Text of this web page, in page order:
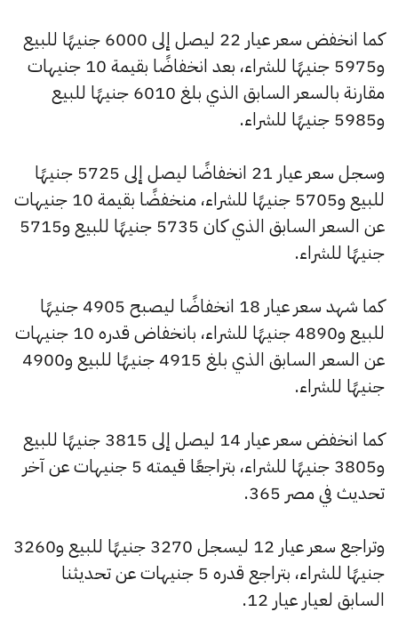
كما انخفض سعر عيار 22 ليصل إلى 6000 جنيهًا للبيع
و5975 جنيهًا للشراء، بعد انخفاضًا بقيمة 10 جنيهات
مقارنة بالسعر السابق الذي بلغ 6010 جنيهًا للبيع
و5985 جنيهًا للشراء.
وسجل سعر عيار 21 انخفاضًا ليصل إلى 5725 جنيهًا
للبيع و5705 جنيهًا للشراء، منخفضًا بقيمة 10 جنيهات
عن السعر السابق الذي كان 5735 جنيهًا للبيع و5715
جنيهًا للشراء.
كما شهد سعر عيار 18 انخفاضًا ليصبح 4905 جنيهًا
للبيع و4890 جنيهًا للشراء، بانخفاض قدره 10 جنيهات
عن السعر السابق الذي بلغ 4915 جنيهًا للبيع و4900
جنيهًا للشراء.
كما انخفض سعر عيار 14 ليصل إلى 3815 جنيهًا للبيع
و3805 جنيهًا للشراء، بتراجعًا قيمته 5 جنيهات عن آخر
تحديث في مصر 365.
وتراجع سعر عيار 12 ليسجل 3270 جنيهًا للبيع و3260
جنيهًا للشراء، بتراجع قدره 5 جنيهات عن تحديثنا
السابق لعيار عيار 12.